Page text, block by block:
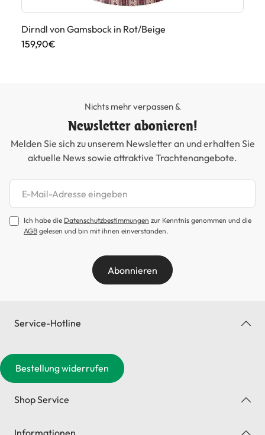
Dirndl von Gamsbock in Rot/Beige
159,90€
Nichts mehr verpassen &
Newsletter abonieren!
Melden Sie sich zu unserem Newsletter an und erhalten Sie
aktuelle News sowie attraktive Trachtenangebote.
Newsletter abonnieren
Ich habe die Datenschutzbestimmungen zur Kenntnis genommen und die
AGB gelesen und bin mit ihnen einverstanden.
Abonnieren
Service-Hotline
Bestellung widerrufen
Shop Service
Informationen